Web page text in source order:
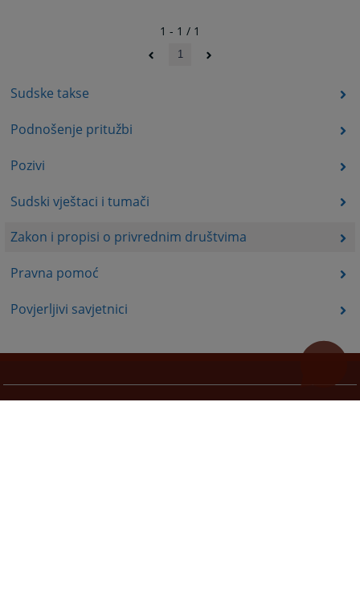
Sudske takse
Podnošenje pritužbi
Pozivi
Sudski vještaci i tumači
Zakon i propisi o privrednim društvima
Pravna pomoć
Povjerljivi savjetnici
1 - 1 / 1
1